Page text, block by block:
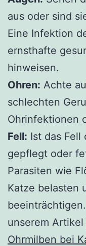
aus oder sind
Eine Infektion
ernsthafte
hinweisen.
Ohren: Achte
schlechten
Ohrinfektionen
Fell: Ist das Fell
gepflegt oder
Parasiten wie
Katze belasten
unserem Artikel
Ohrmilben bei